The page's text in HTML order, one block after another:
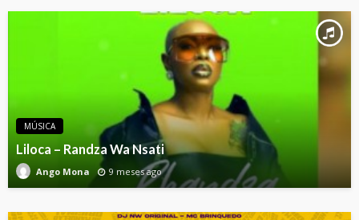
MÚSICA
Liloca – Randza Wa Nsati
Ango Mona 9 meses ago